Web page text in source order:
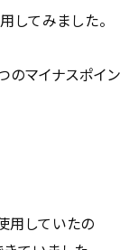
してみました。
のマイナスポイン
用していたの